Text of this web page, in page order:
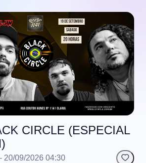
CIRCLE (ESPECIAL
- 20/09/2026 04:30